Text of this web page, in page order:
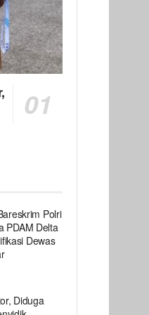
Polri
PDAM Delta
Dewas
Diduga